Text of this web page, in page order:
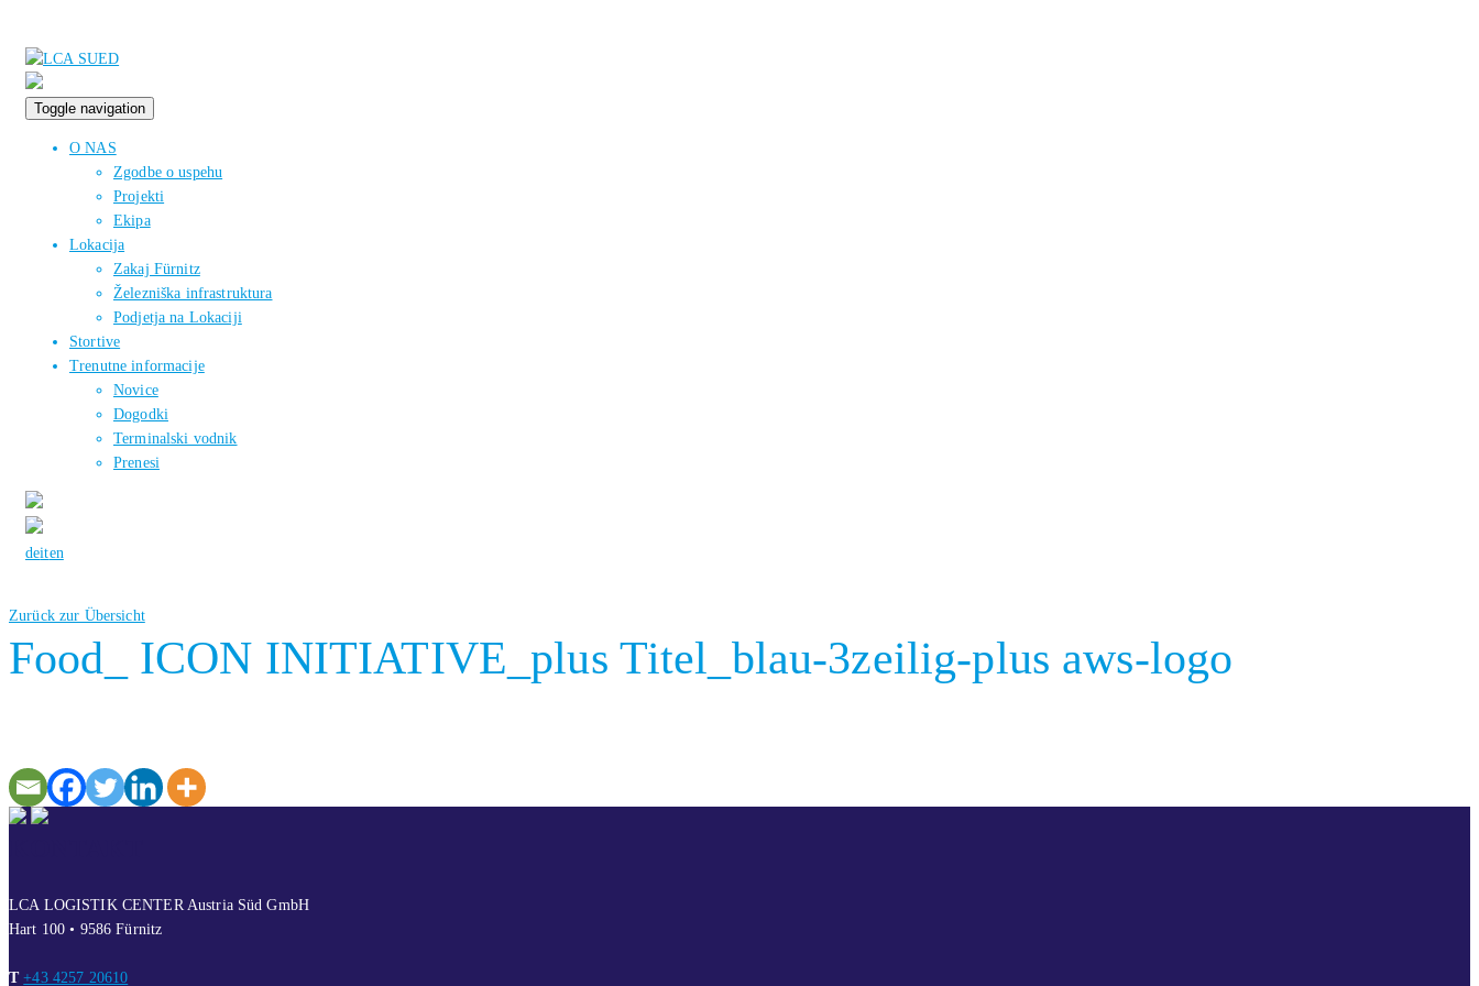
Toggle navigation
O NAS
Zgodbe o uspehu
Projekti
Ekipa
Lokacija
Zakaj Fürnitz
Železniška infrastruktura
Podjetja na Lokaciji
Stortive
Trenutne informacije
Novice
Dogodki
Terminalski vodnik
Prenesi
deiten
Zurück zur Übersicht
Food_ ICON INITIATIVE_plus Titel_blau-3zeilig-plus aws-logo
LCA LOGISTIK CENTER Austria Süd GmbH
Hart 100 • 9586 Fürnitz
T +43 4257 20610